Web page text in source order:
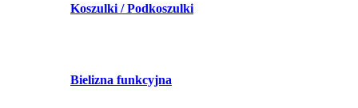
Koszulki / Podkoszulki
Bielizna funkcyjna